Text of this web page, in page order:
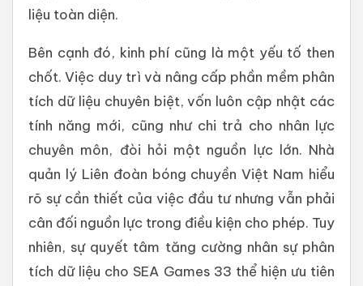
liệu toàn diện.
Bên cạnh đó, kinh phí cũng là một yếu tố then
chốt. Việc duy trì và nâng cấp phần mềm phân
tích dữ liệu chuyên biệt, vốn luôn cập nhật các
tính năng mới, cũng như chi trả cho nhân lực
chuyên môn, đòi hỏi một nguồn lực lớn. Nhà
quản lý Liên đoàn bóng chuyền Việt Nam hiểu
rõ sự cần thiết của việc đầu tư nhưng vẫn phải
cân đối nguồn lực trong điều kiện cho phép. Tuy
nhiên, sự quyết tâm tăng cường nhân sự phân
tích dữ liệu cho SEA Games 33 thể hiện ưu tiên